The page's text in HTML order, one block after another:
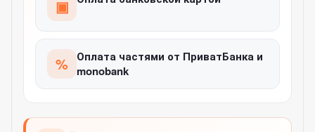
▣
% Оплата частями от ПриватБанка и
monobank